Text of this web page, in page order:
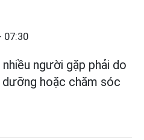
07:30
người gặp phải do
dưỡng hoặc chăm sóc